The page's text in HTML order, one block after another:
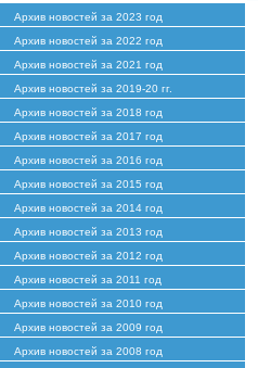
Архив новостей за 2023 год
Архив новостей за 2022 год
Архив новостей за 2021 год
Архив новостей за 2019-20 гг.
Архив новостей за 2018 год
Архив новостей за 2017 год
Архив новостей за 2016 год
Архив новостей за 2015 год
Архив новостей за 2014 год
Архив новостей за 2013 год
Архив новостей за 2012 год
Архив новостей за 2011 год
Архив новостей за 2010 год
Архив новостей за 2009 год
Архив новостей за 2008 год